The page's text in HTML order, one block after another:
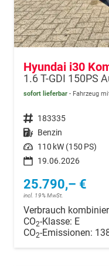
Hyundai i30
sofort lieferbar Fahrzeug
Fahrzeugnr. 183335
Kraftstoff Benzin
Leistung 110 kW (150 PS)
19.06.2026
25.790,– €
incl. 19% MwSt.
Verbrauch
CO2-Klasse: E
CO2-Emissionen: